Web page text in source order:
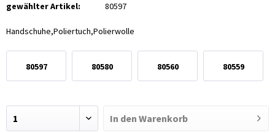
gewählter Artikel: 80597
Handschuhe,Poliertuch,Polierwolle
80597
aus Leinen
80580 80560
100g
80559
In den Warenkorb